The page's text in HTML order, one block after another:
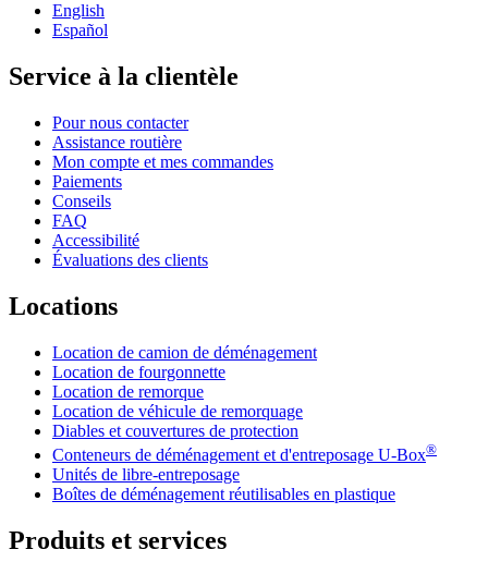
English
Español
Service à la clientèle
Pour nous contacter
Assistance routière
Mon compte et mes commandes
Paiements
Conseils
FAQ
Accessibilité
Évaluations des clients
Locations
Location de camion de déménagement
Location de fourgonnette
Location de remorque
Location de véhicule de remorquage
Diables et couvertures de protection
Conteneurs de déménagement et d'entreposage U-Box®
Unités de libre-entreposage
Boîtes de déménagement réutilisables en plastique
Produits et services